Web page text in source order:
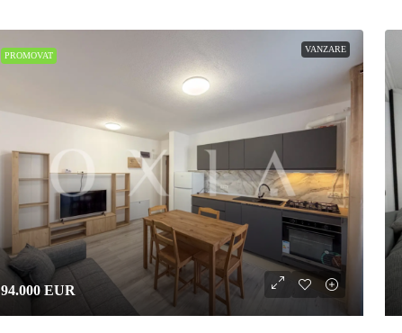
PROMOVAT
VANZARE
94.000 EUR